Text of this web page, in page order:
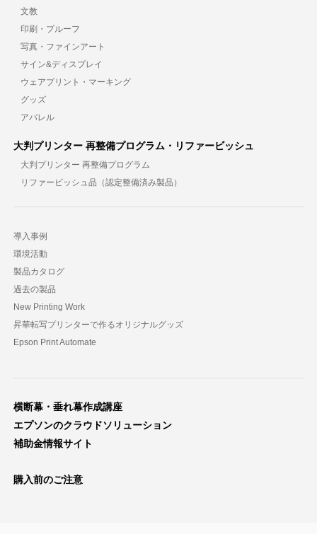
文教
印刷・プルーフ
写真・ファインアート
サイン&ディスプレイ
ウェアプリント・マーキング
グッズ
アパレル
大判プリンター 再整備プログラム・リファービッシュ
大判プリンター 再整備プログラム
リファービッシュ品（認定整備済み製品）
導入事例
環境活動
製品カタログ
過去の製品
New Printing Work
昇華転写プリンターで作るオリジナルグッズ
Epson Print Automate
横断幕・垂れ幕作成講座
エプソンのクラウドソリューション
補助金情報サイト
購入前のご注意